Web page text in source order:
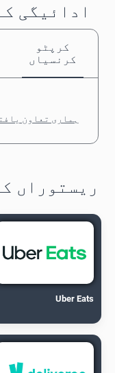
ادائیگی
کرپٹو
کرنسیاں
ہماری تعاون
ریستوراں
Uber Eats